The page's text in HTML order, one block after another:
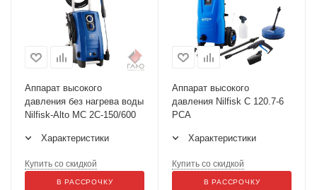
Аппарат высокого
давления без нагрева воды
Nilfisk-Alto MC 2C-150/600
Характеристики
Купить со скидкой
В РАССРОЧКУ
Аппарат высокого
давления Nilfisk C 120.7-6
PCA
Характеристики
Купить со скидкой
В РАССРОЧКУ